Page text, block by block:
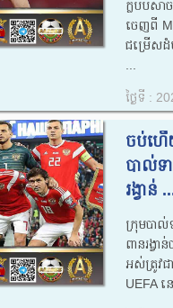
ក្លឹបបិស
ចេញពី
ជម្រើស
ថ្ងៃទី :
ចប់ហើ
បាល់ទ
រង្វាន់
ក្រុមបាល់
ពាន​រង្វ
អស់​​ត្រូវ​ជ
UEFA